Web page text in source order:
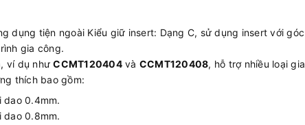
dụng tiện ngoài Kiểu giữ insert: Dạng C, sử dụng insert với góc
gia công.
ví dụ nhưCCMT120404và CCMT120408, hỗ trợ nhiều loại gia
thích bao gồm:
dao 0.4mm.
dao 0.8mm.